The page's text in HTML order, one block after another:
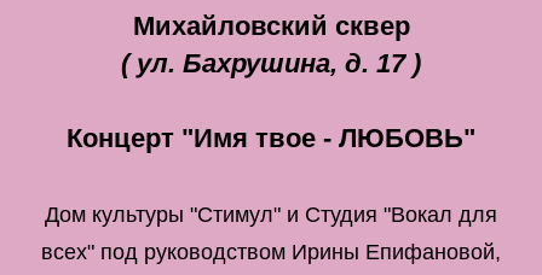
Михайловский сквер
( ул. Бахрушина, д. 17 )
Концерт "Имя твое - ЛЮБОВЬ"
Дом культуры "Стимул" и Студия "Вокал для
всех" под руководством Ирины Епифановой,